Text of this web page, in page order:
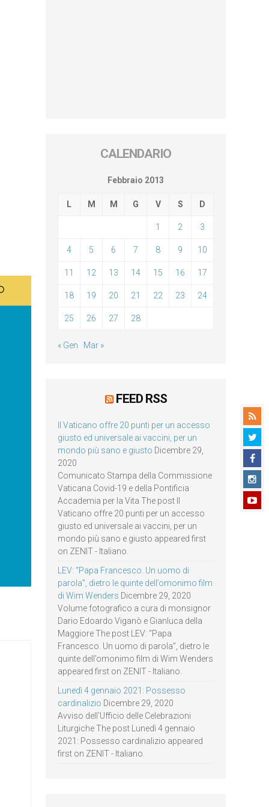
CALENDARIO
Febbraio 2013
L M M G V S D
1 2 3
4 5 6 7 8 9 10
11 12 13 14 15 16 17
18 19 20 21 22 23 24
25 26 27 28
« Gen Mar »
FEED RSS
Il Vaticano offre 20 punti per un accesso
giusto ed universale ai vaccini, per un
mondo più sano e giusto Dicembre 29,
2020
Comunicato Stampa della Commissione
Vaticana Covid-19 e della Pontificia
Accademia per la Vita The post Il
Vaticano offre 20 punti per un accesso
giusto ed universale ai vaccini, per un
mondo più sano e giusto appeared first
on ZENIT - Italiano.
LEV: “Papa Francesco. Un uomo di
parola”, dietro le quinte dell’omonimo film
di Wim Wenders Dicembre 29, 2020
Volume fotografico a cura di monsignor
Dario Edoardo Viganò e Gianluca della
Maggiore The post LEV: “Papa
Francesco. Un uomo di parola”, dietro le
quinte dell’omonimo film di Wim Wenders
appeared first on ZENIT - Italiano.
Lunedì 4 gennaio 2021: Possesso
cardinalizio Dicembre 29, 2020
Avviso dell’Ufficio delle Celebrazioni
Liturgiche The post Lunedì 4 gennaio
2021: Possesso cardinalizio appeared
first on ZENIT - Italiano.